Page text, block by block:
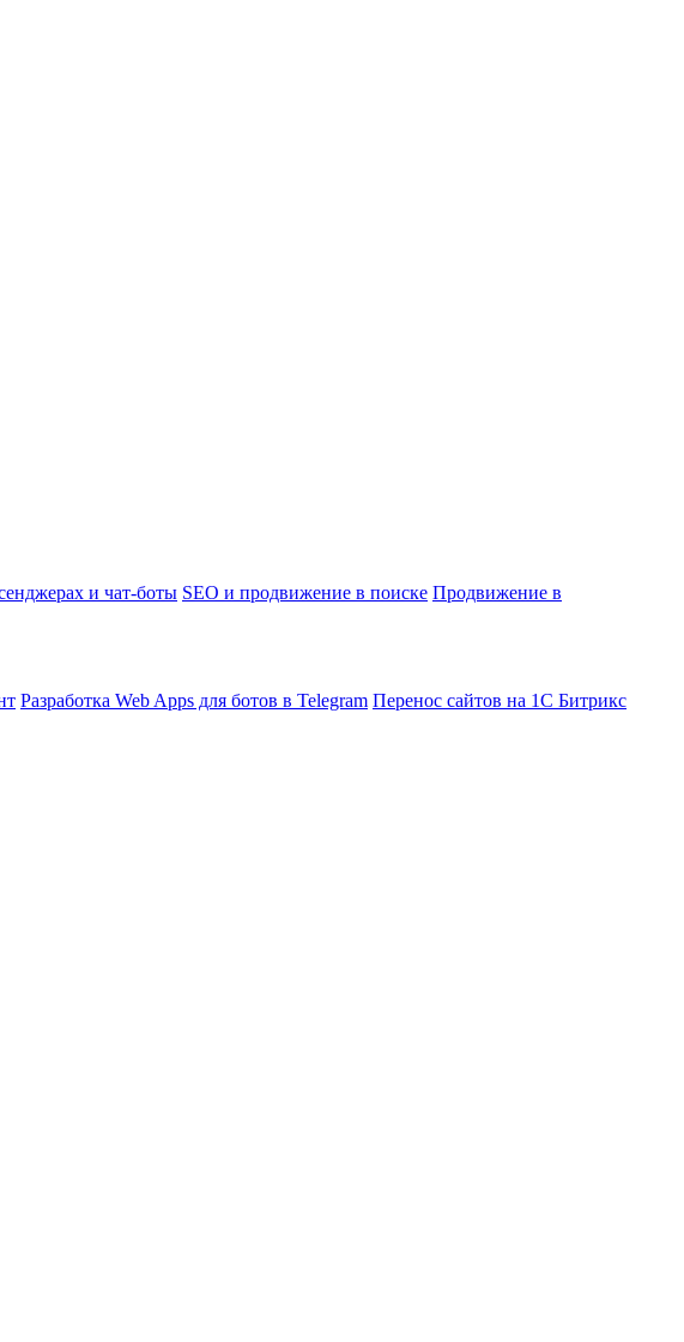
и чат-боты SEO и продвижение в поиске Продвижение в
Разработка Web Apps для ботов в Telegram Перенос сайтов на 1С Битрикс